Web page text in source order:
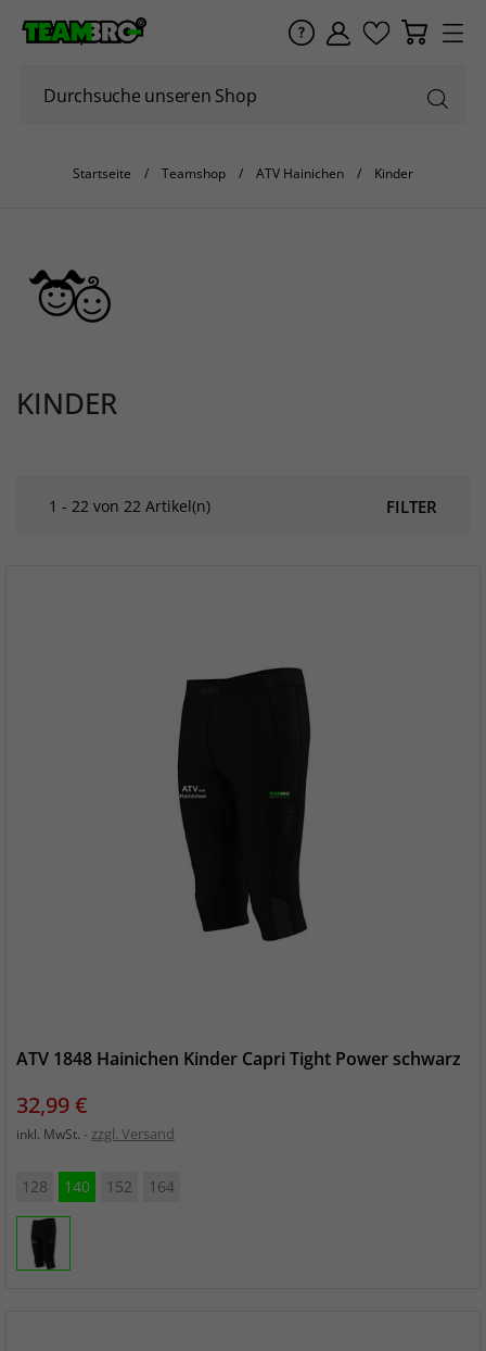
Startseite Teamshop ATV Hainichen Kinder
KINDER
FILTER
1 - 22 von 22 Artikel(n)
ATV 1848 Hainichen Kinder Capri Tight Power schwarz
Preis
32,99 €
inkl. MwSt. zzgl. Versand
128 140 152 164